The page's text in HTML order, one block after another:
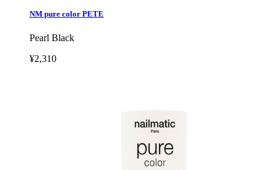
NM pure color PETE
Pearl Black
¥2,310